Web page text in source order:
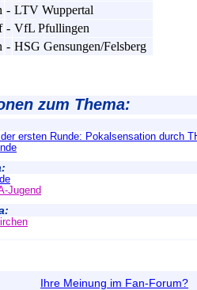
- LTV Wuppertal
- VfL Pfullingen
- HSG Gensungen/Felsberg
zum Thema:
ersten Runde: Pokalsensation durch
Jugend
Ihre Meinung im Fan-Forum?